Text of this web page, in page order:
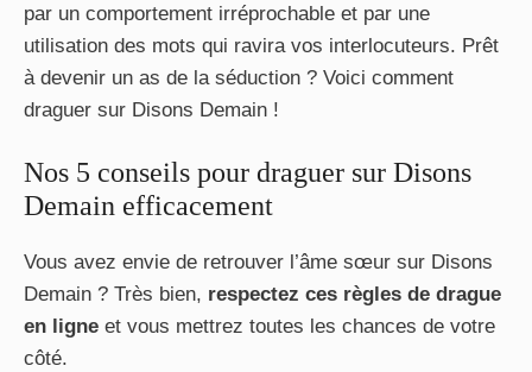
par un comportement irréprochable et par une
utilisation des mots qui ravira vos interlocuteurs. Prêt
à devenir un as de la séduction ? Voici comment
draguer sur Disons Demain !
Nos 5 conseils pour draguer sur Disons
Demain efficacement
Vous avez envie de retrouver l’âme sœur sur Disons
Demain ? Très bien, respectez ces règles de drague
en ligne et vous mettrez toutes les chances de votre
côté.